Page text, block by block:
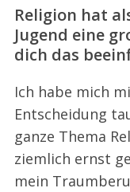
Religion hat
Jugend eine
dich das
Ich habe mich
Entscheidung
ganze Thema
ziemlich ernst
mein